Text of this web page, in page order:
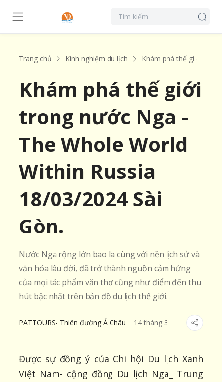
Trang chủ Kinh nghiệm du lịch Khám phá thế giới trong nước Nga - The Whole World Within Russia 18/03/2024 Sài Gòn.
Khám phá thế giới
trong nước Nga -
The Whole World
Within Russia
18/03/2024 Sài
Gòn.
Nước Nga rộng lớn bao la cùng với nền lịch sử và
văn hóa lâu đời, đã trở thành nguồn cảm hứng
của mọi tác phẩm văn thơ cũng như điểm đến thu
hút bậc nhất trên bản đồ du lịch thế giới.
PATTOURS- Thiên đường Á Châu 14 tháng 3
Được sự đồng ý của Chi hội Du lịch Xanh
Việt Nam- cộng đồng Du lịch Nga_ Trung